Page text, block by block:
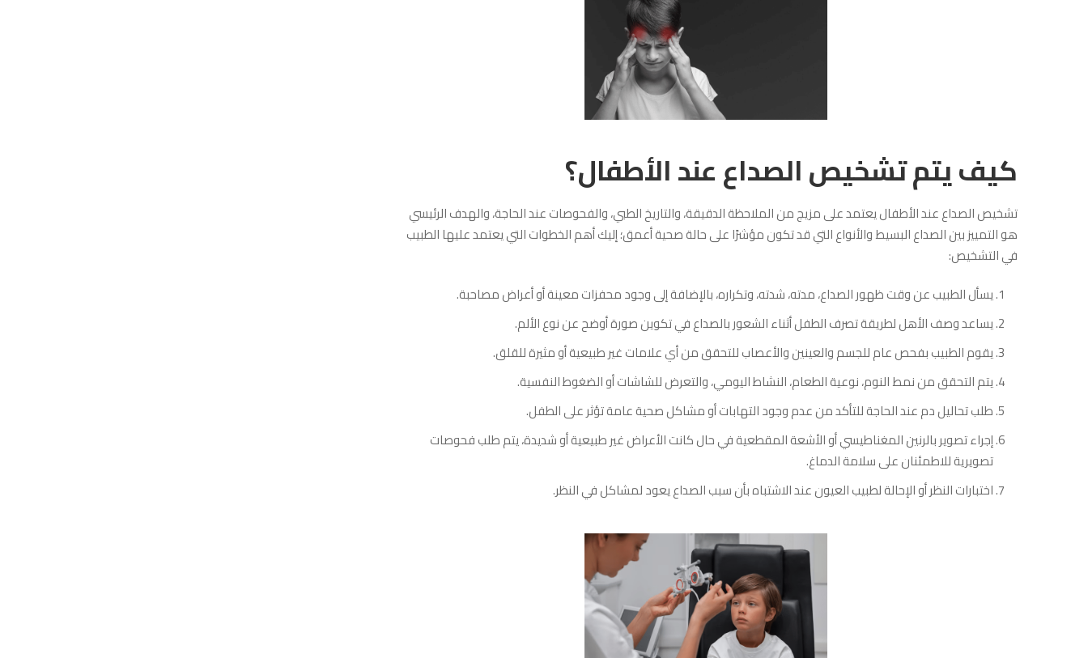
كيف يتم تشخيص الصداع عند الأطفال؟
تشخيص الصداع عند الأطفال يعتمد على مزيج من الملاحظة الدقيقة، والتاريخ الطبي، والفحوصات عند الحاجة، والهدف الرئيسي
هو التمييز بين الصداع البسيط والأنواع التي قد تكون مؤشرًا على حالة صحية أعمق؛ إليك أهم الخطوات التي يعتمد عليها الطبيب
في التشخيص:
يسأل الطبيب عن وقت ظهور الصداع، مدته، شدته، وتكراره، بالإضافة إلى وجود محفزات معينة أو أعراض مصاحبة.
يساعد وصف الأهل لطريقة تصرف الطفل أثناء الشعور بالصداع في تكوين صورة أوضح عن نوع الألم.
يقوم الطبيب بفحص عام للجسم والعينين والأعصاب للتحقق من أي علامات غير طبيعية أو مثيرة للقلق.
يتم التحقق من نمط النوم، نوعية الطعام، النشاط اليومي، والتعرض للشاشات أو الضغوط النفسية.
طلب تحاليل دم عند الحاجة للتأكد من عدم وجود التهابات أو مشاكل صحية عامة تؤثر على الطفل.
إجراء تصوير بالرنين المغناطيسي أو الأشعة المقطعية في حال كانت الأعراض غير طبيعية أو شديدة، يتم طلب فحوصات
تصويرية للاطمئنان على سلامة الدماغ.
اختبارات النظر أو الإحالة لطبيب العيون عند الاشتباه بأن سبب الصداع يعود لمشاكل في النظر.